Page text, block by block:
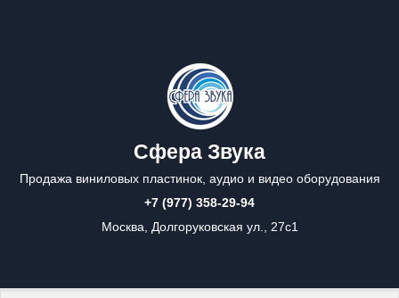
Сфера Звука
Продажа виниловых пластинок, аудио и видео оборудования
+7 (977) 358-29-94
Москва, Долгоруковская ул., 27с1